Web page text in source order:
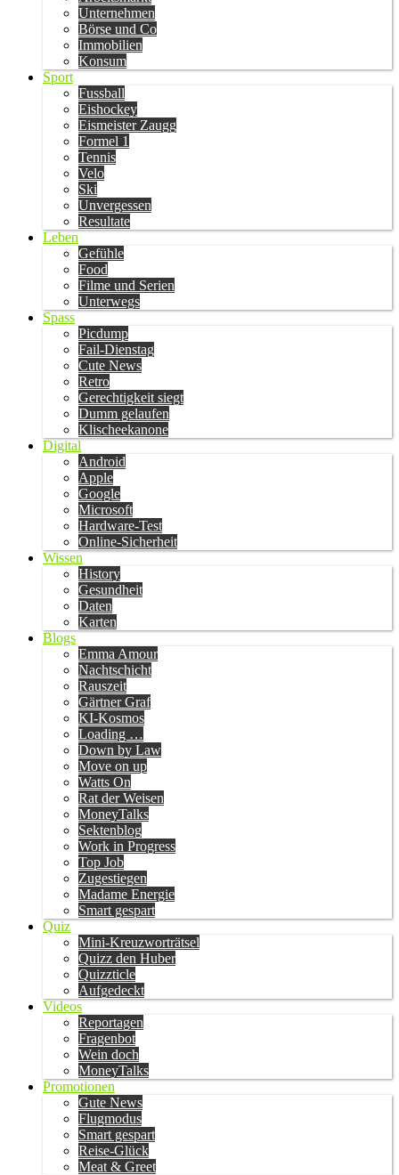
Unternehmen
Börse und Co
Immobilien
Konsum
Sport
Fussball
Eishockey
Eismeister Zaugg
Formel 1
Tennis
Velo
Ski
Unvergessen
Resultate
Leben
Gefühle
Food
Filme und Serien
Unterwegs
Spass
Picdump
Fail-Dienstag
Cute News
Retro
Gerechtigkeit siegt
Dumm gelaufen
Klischeekanone
Digital
Android
Apple
Google
Microsoft
Hardware-Test
Online-Sicherheit
Wissen
History
Gesundheit
Daten
Karten
Blogs
Emma Amour
Nachtschicht
Rauszeit
Gärtner Graf
KI-Kosmos
Loading …
Down by Law
Move on up
Watts On
Rat der Weisen
MoneyTalks
Sektenblog
Work in Progress
Top Job
Zugestiegen
Madame Energie
Smart gespart
Quiz
Mini-Kreuzworträtsel
Quizz den Huber
Quizzticle
Aufgedeckt
Videos
Reportagen
Fragenbot
Wein doch
MoneyTalks
Promotionen
Gute News
Flugmodus
Smart gespart
Reise-Glück
Meat & Greet